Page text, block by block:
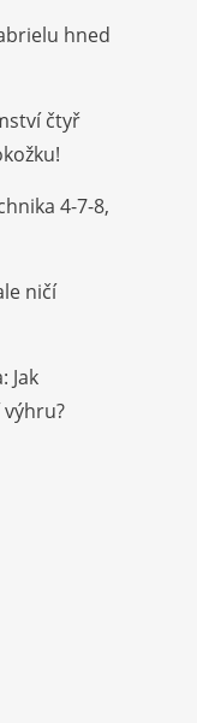
hned
čtyř
4-7-8,
ničí
Jak